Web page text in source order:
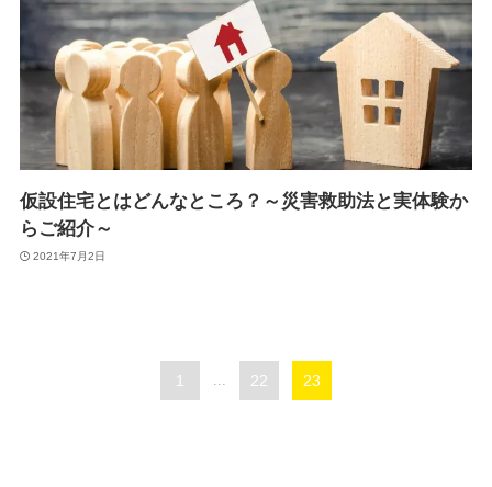
仮設住宅とはどんなところ？～災害救助法と実体験か
らご紹介～
2021年7月2日
1 ... 22 23